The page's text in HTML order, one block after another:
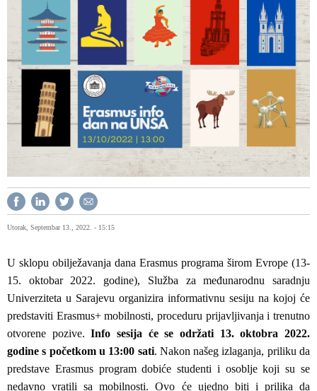
Utorak, Septembar 13., 2022. - 15:15
U sklopu obilježavanja dana Erasmus programa širom Evrope (13-
15. oktobar 2022. godine), Služba za međunarodnu saradnju
Univerziteta u Sarajevu organizira informativnu sesiju na kojoj će
predstaviti Erasmus+ mobilnosti, proceduru prijavljivanja i trenutno
otvorene pozive.Info sesija će se održati 13. oktobra 2022.
godine s početkom u 13:00 sati. Nakon našeg izlaganja, priliku da
predstave Erasmus program dobiće studenti i osoblje koji su se
nedavno vratili sa mobilnosti. Ovo će ujedno biti i prilika da